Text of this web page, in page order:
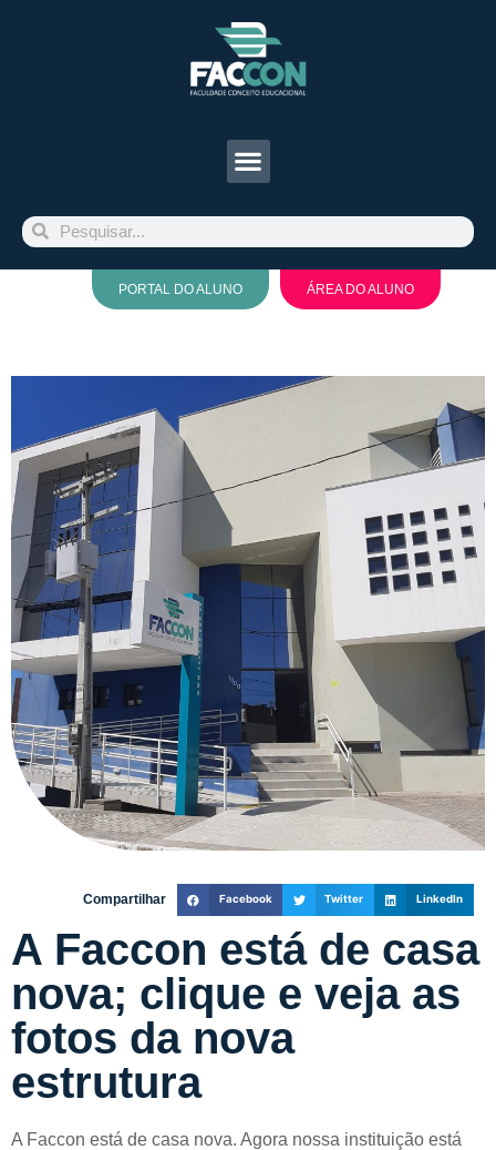
PORTAL DO ALUNO ÁREA DO ALUNO
Compartilhar Facebook Twitter LinkedIn
A Faccon está de casa
nova; clique e veja as
fotos da nova
estrutura
A Faccon está de casa nova. Agora nossa instituição está